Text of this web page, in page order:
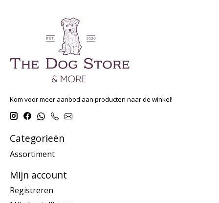
Kom voor meer aanbod aan producten naar de winkel!
Categorieën
Assortiment
Mijn account
Registreren